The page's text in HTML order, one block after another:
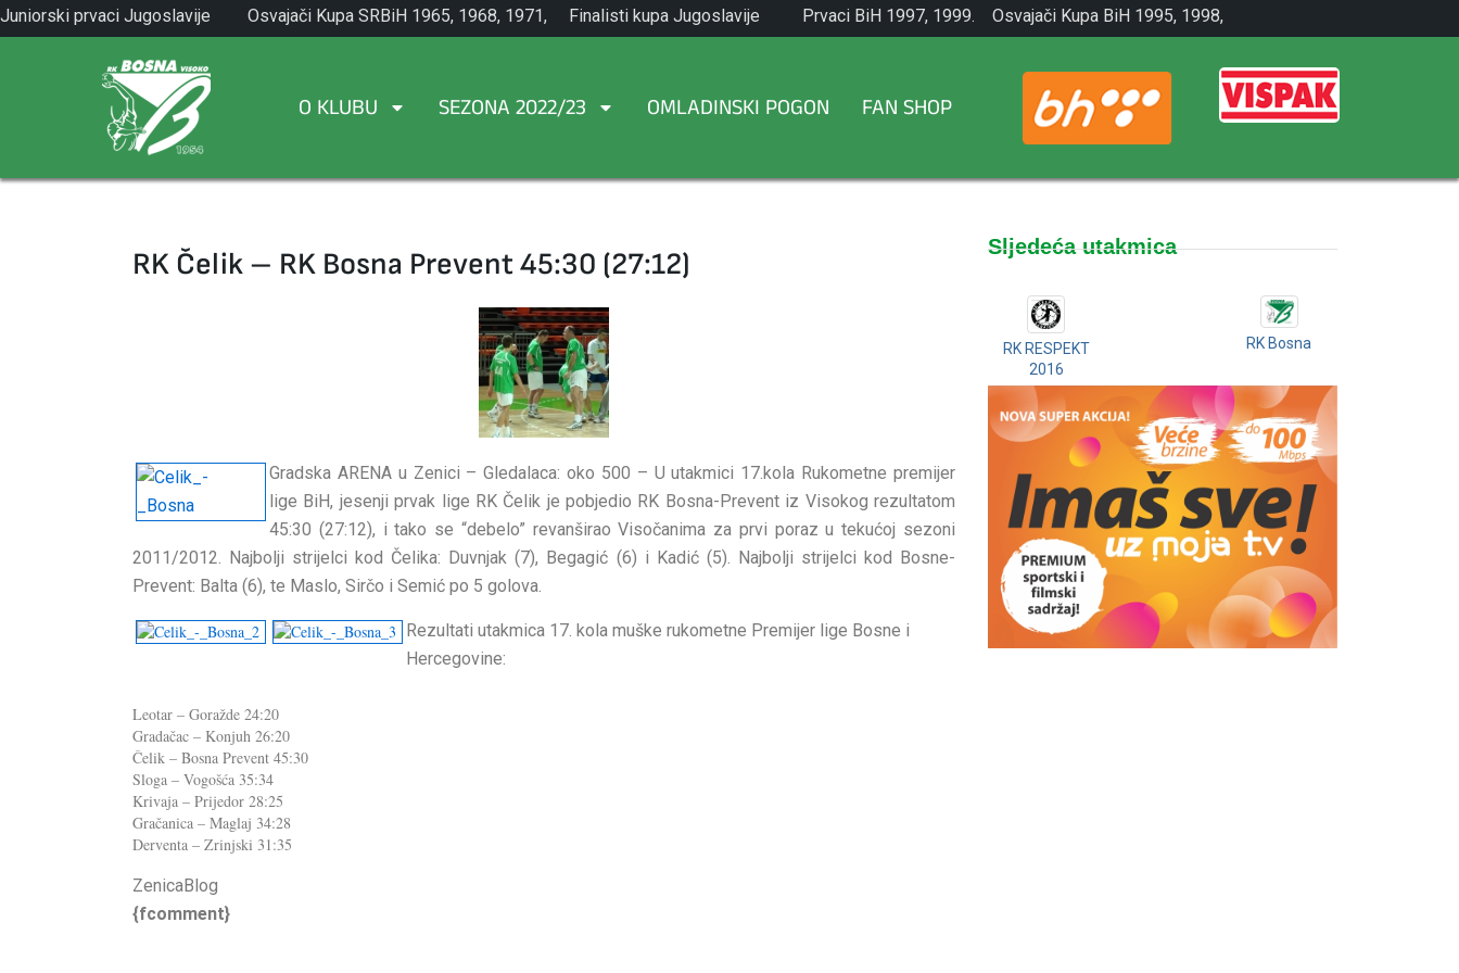
Skip
to
Juniorski prvaci Jugoslavije
1971.
Osvajači Kupa SRBiH 1965, 1968, 1971,
1982.
Finalisti kupa Jugoslavije
1965.
Prvaci BiH 1997, 1999.
Osvajači Kupa BiH 1995, 1998,
2001.
O KLUBU SEZONA 2022/23 OMLADINSKI POGON FAN SHOP
RK Čelik – RK Bosna Prevent 45:30 (27:12)
Gradska ARENA u Zenici – Gledalaca: oko 500 – U utakmici 17.kola Rukometne premijer
lige BiH, jesenji prvak lige RK Čelik je pobjedio RK Bosna-Prevent iz Visokog rezultatom
45:30 (27:12), i tako se “debelo” revanširao Visočanima za prvi poraz u tekućoj sezoni
2011/2012. Najbolji strijelci kod Čelika: Duvnjak (7), Begagić (6) i Kadić (5). Najbolji strijelci kod Bosne-
Prevent: Balta (6), te Maslo, Sirčo i Semić po 5 golova.
Rezultati utakmica 17. kola muške rukometne Premijer lige Bosne i
Hercegovine:
Leotar – Goražde 24:20
Gradačac – Konjuh 26:20
Čelik – Bosna Prevent 45:30
Sloga – Vogošća 35:34
Krivaja – Prijedor 28:25
Gračanica – Maglaj 34:28
Derventa – Zrinjski 31:35
ZenicaBlog
{fcomment}
Sljedeća utakmica
RK RESPEKT
2016
RK Bosna